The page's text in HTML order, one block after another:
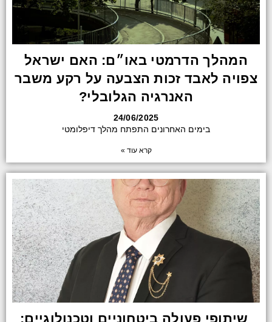
המהלך הדרמטי באו״ם: האם ישראל
צפויה לאבד זכות הצבעה על רקע משבר
האנרגיה הגלובלי?
24/06/2025
בימים האחרונים התפתח מהלך דיפלומטי
קרא עוד »
שיתופי פעולה ביטחוניים וטכנולוגיים: